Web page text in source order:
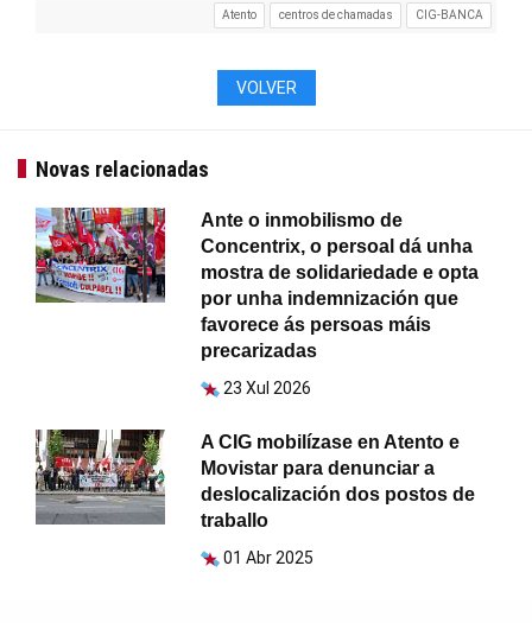
Atento centros de chamadas CIG-BANCA
VOLVER
Novas relacionadas
Ante o inmobilismo de
Concentrix, o persoal dá unha
mostra de solidariedade e opta
por unha indemnización que
favorece ás persoas máis
precarizadas
23 Xul 2026
A CIG mobilízase en Atento e
Movistar para denunciar a
deslocalización dos postos de
traballo
01 Abr 2025